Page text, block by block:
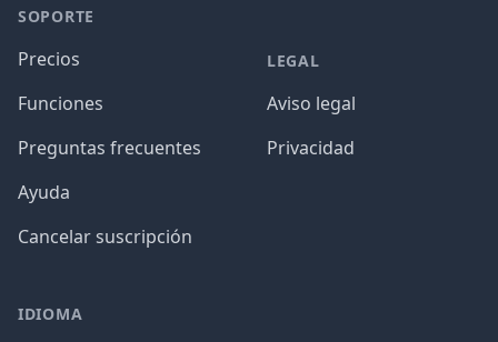
SOPORTE
Precios
Funciones
Preguntas frecuentes
Ayuda
Cancelar suscripción
LEGAL
Aviso legal
Privacidad
IDIOMA